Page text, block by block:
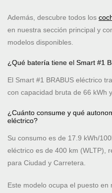
Además, descubre todos los
en nuestra sección principal y
modelos disponibles.
¿Qué batería tiene el Smart #1
El Smart #1 BRABUS eléctrico
con capacidad bruta de 66 kWh
¿Cuánto consume y qué
eléctrico?
Su consumo es de 17.9 kWh/
eléctrico es de 400 km (WLTP),
para Ciudad y Carretera.
Este modelo ocupa el puesto en